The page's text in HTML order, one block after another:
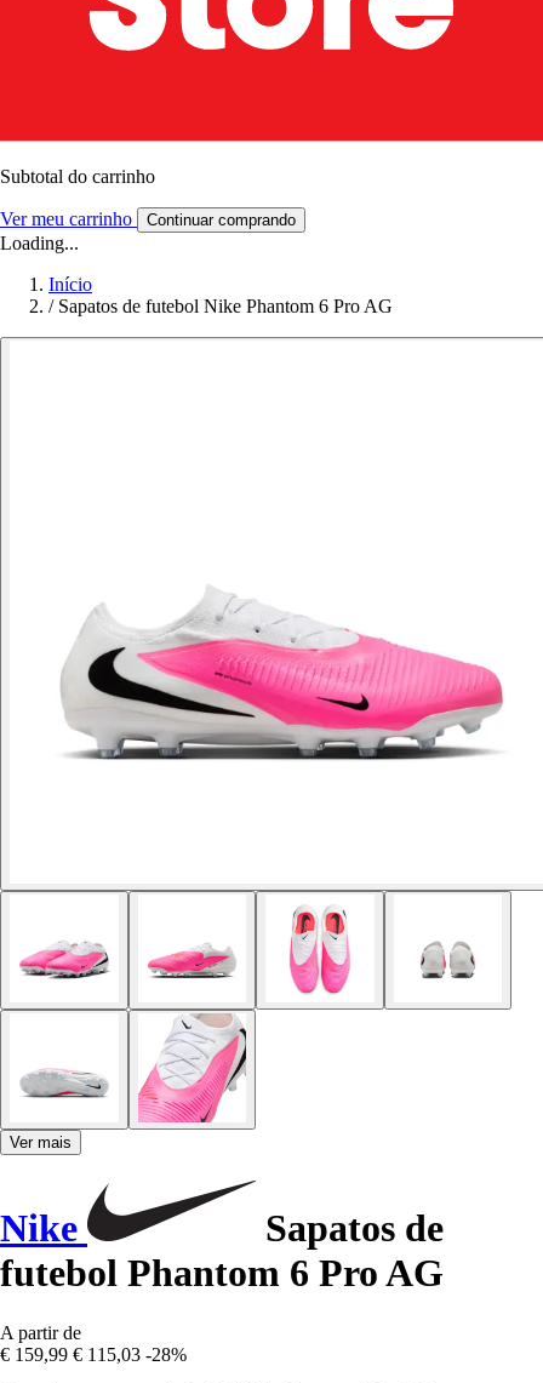
Subtotal do carrinho
Ver meu carrinho Continuar comprando
Loading...
Início
/ Sapatos de futebol Nike Phantom 6 Pro AG
Ver mais
Nike
Sapatos de
futebol Phantom 6 Pro AG
A partir de
€ 159,99 € 115,03 -28%